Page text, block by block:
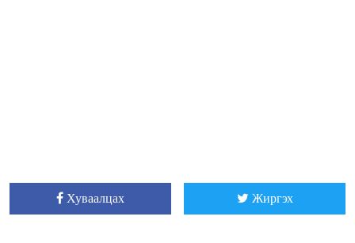
Хуваалцах Жиргэх